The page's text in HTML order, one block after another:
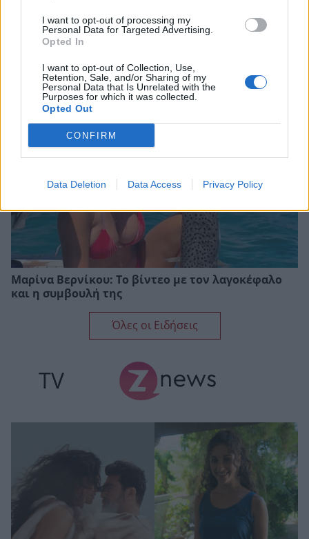
I want to opt-out of processing my
Personal Data for Targeted Advertising.
Opted In
I want to opt-out of Collection, Use,
Retention, Sale, and/or Sharing of my
Personal Data that Is Unrelated with the
Purposes for which it was collected.
Opted Out
CONFIRM
Data Deletion Data Access Privacy Policy
Ανδρομάχη: Η φωτογραφία με τον ορό στο χέρι και
το μήνυμα όλο νόημα – «Έρχεται τετραήμερο
φωτιά»
Μαρίνα Βερνίκου: Το βίντεο με τον λαγοκέφαλο
και η συμβουλή της
Όλες οι Ειδήσεις
TV